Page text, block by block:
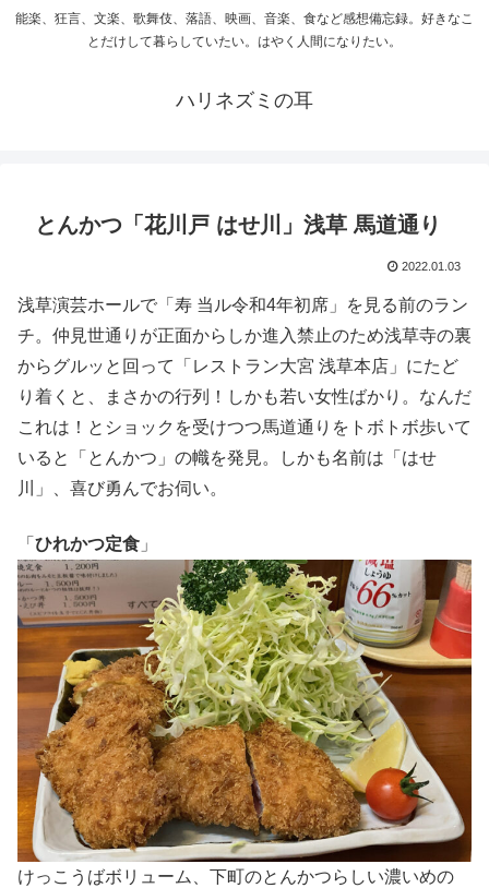
能楽、狂言、文楽、歌舞伎、落語、映画、音楽、食など感想備忘録。好きなこ
とだけして暮らしていたい。はやく人間になりたい。
ハリネズミの耳
とんかつ「花川戸 はせ川」浅草 馬道通り
2022.01.03
浅草演芸ホールで「寿 当ル令和4年初席」を見る前のラン
チ。仲見世通りが正面からしか進入禁止のため浅草寺の裏
からグルッと回って「レストラン大宮 浅草本店」にたど
り着くと、まさかの行列！しかも若い女性ばかり。なんだ
これは！とショックを受けつつ馬道通りをトボトボ歩いて
いると「とんかつ」の幟を発見。しかも名前は「はせ
川」、喜び勇んでお伺い。
「 ひれかつ定食 」
けっこうばボリューム、下町のとんかつらしい濃いめの